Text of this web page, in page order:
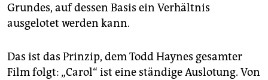
Grundes, auf dessen Basis ein Verhältnis
ausgelotet werden kann.
Das ist das Prinzip, dem Todd Haynes gesamter
Film folgt: „Carol“ ist eine ständige Auslotung. Von